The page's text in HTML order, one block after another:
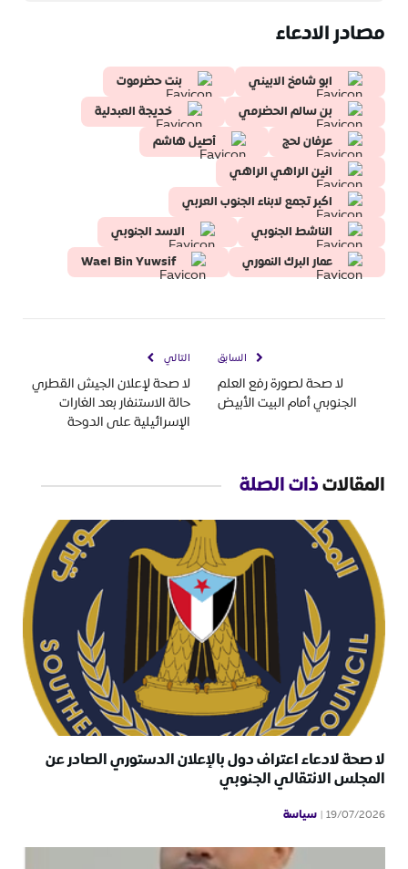
مصادر الادعاء
ابو شامخ الابيني
بنت حضرموت
بن سالم الحضرمي
خديجة العبدلية
عرفان لحج
أصيل هاشم
انين الراهي الراهي
اكبر تجمع لابناء الجنوب العربي
الناشط الجنوبي
الاسد الجنوبي
عمار البرك النموري
Wael Bin Yuwsif
السابق
لا صحة لصورة رفع العلم
الجنوبي أمام البيت الأبيض
التالي
لا صحة لإعلان الجيش القطري
حالة الاستنفار بعد الغارات
الإسرائيلية على الدوحة
المقالاتذات الصلة
لا صحة لادعاء اعتراف دول بالإعلان الدستوري الصادر عن
المجلس الانتقالي الجنوبي
19/07/2026 سياسة